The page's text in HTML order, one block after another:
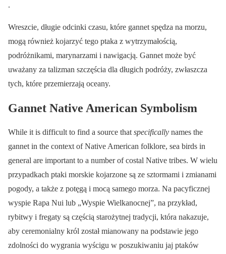
.
Wreszcie, długie odcinki czasu, które gannet spędza na morzu,
mogą również kojarzyć tego ptaka z wytrzymałością,
podróżnikami, marynarzami i nawigacją. Gannet może być
uważany za talizman szczęścia dla długich podróży, zwłaszcza
tych, które przemierzają oceany.
Gannet Native American Symbolism
While it is difficult to find a source that specifically names the
gannet in the context of Native American folklore, sea birds in
general are important to a number of costal Native tribes. W wielu
przypadkach ptaki morskie kojarzone są ze sztormami i zmianami
pogody, a także z potęgą i mocą samego morza. Na pacyficznej
wyspie Rapa Nui lub „Wyspie Wielkanocnej”, na przykład,
rybitwy i fregaty są częścią starożytnej tradycji, która nakazuje,
aby ceremonialny król został mianowany na podstawie jego
zdolności do wygrania wyścigu w poszukiwaniu jaj ptaków